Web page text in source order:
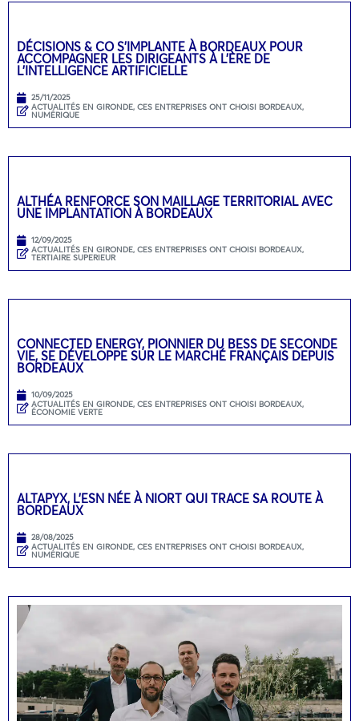
DÉCISIONS & CO S’IMPLANTE À BORDEAUX POUR
ACCOMPAGNER LES DIRIGEANTS À L’ÈRE DE
L’INTELLIGENCE ARTIFICIELLE
25/11/2025
ACTUALITÉS EN GIRONDE, CES ENTREPRISES ONT CHOISI BORDEAUX,
NUMÉRIQUE
ALTHÉA RENFORCE SON MAILLAGE TERRITORIAL AVEC
UNE IMPLANTATION À BORDEAUX
12/09/2025
ACTUALITÉS EN GIRONDE, CES ENTREPRISES ONT CHOISI BORDEAUX,
TERTIAIRE SUPERIEUR
CONNECTED ENERGY, PIONNIER DU BESS DE SECONDE
VIE, SE DÉVELOPPE SUR LE MARCHÉ FRANÇAIS DEPUIS
BORDEAUX
10/09/2025
ACTUALITÉS EN GIRONDE, CES ENTREPRISES ONT CHOISI BORDEAUX,
ÉCONOMIE VERTE
ALTAPYX, L’ESN NÉE À NIORT QUI TRACE SA ROUTE À
BORDEAUX
28/08/2025
ACTUALITÉS EN GIRONDE, CES ENTREPRISES ONT CHOISI BORDEAUX,
NUMÉRIQUE